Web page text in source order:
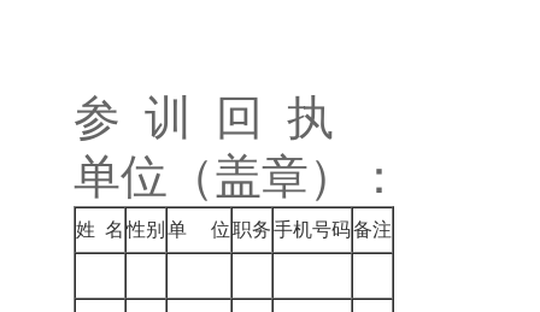
参 训 回 执
单位（盖章）
姓 名 性别 单 位职务手机号码备注